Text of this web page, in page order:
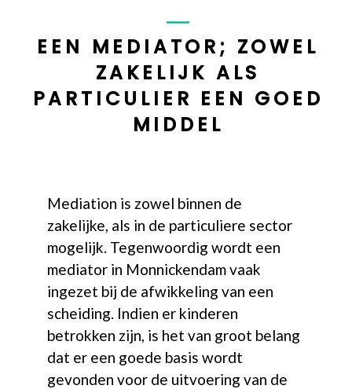
EEN MEDIATOR; ZOWEL
ZAKELIJK ALS
PARTICULIER EEN GOED
MIDDEL
Mediation is zowel binnen de
zakelijke, als in de particuliere sector
mogelijk. Tegenwoordig wordt een
mediator in Monnickendam vaak
ingezet bij de afwikkeling van een
scheiding. Indien er kinderen
betrokken zijn, is het van groot belang
dat er een goede basis wordt
gevonden voor de uitvoering van de